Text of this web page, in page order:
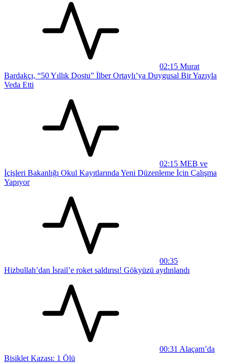
02:15 Murat
Bardakçı, “50 Yıllık Dostu” İlber Ortaylı’ya Duygusal Bir Yazıyla
Veda Etti
02:15 MEB ve
İçişleri Bakanlığı Okul Kayıtlarında Yeni Düzenleme İçin Çalışma
Yapıyor
00:35
Hizbullah’dan İsrail’e roket saldırısı! Gökyüzü aydınlandı
00:31 Alaçam’da
Bisiklet Kazası: 1 Ölü